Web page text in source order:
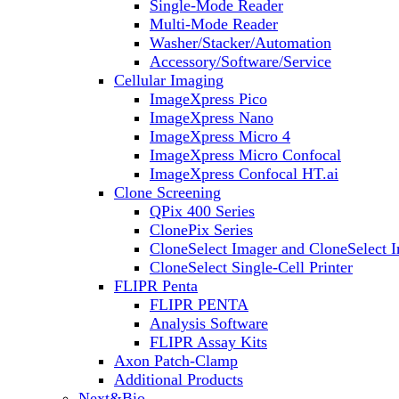
Single-Mode Reader
Multi-Mode Reader
Washer/Stacker/Automation
Accessory/Software/Service
Cellular Imaging
ImageXpress Pico
ImageXpress Nano
ImageXpress Micro 4
ImageXpress Micro Confocal
ImageXpress Confocal HT.ai
Clone Screening
QPix 400 Series
ClonePix Series
CloneSelect Imager and CloneSelect
CloneSelect Single-Cell Printer
FLIPR Penta
FLIPR PENTA
Analysis Software
FLIPR Assay Kits
Axon Patch-Clamp
Additional Products